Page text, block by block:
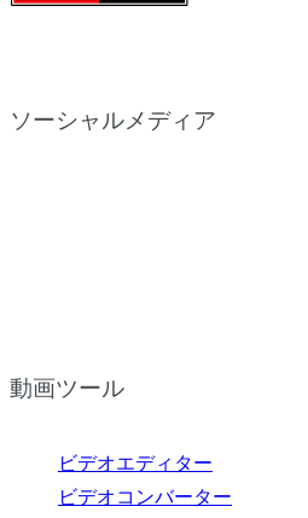
ソーシャルメディア
動画ツール
ビデオエディター
ビデオコンバーター